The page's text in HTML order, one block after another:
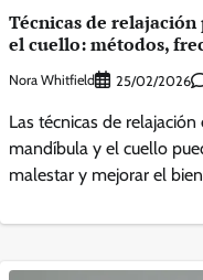
Técnicas de
el cuello: métodos,
Nora Whitfield 25/02/2026
Las técnicas de
mandíbula y el cuello
malestar y mejorar el